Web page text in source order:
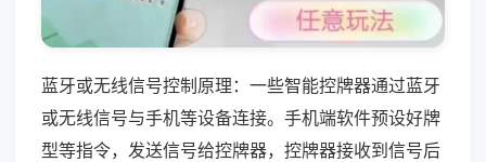
蓝牙或无线信号控制原理：一些智能控牌器通过蓝牙
或无线信号与手机等设备连接。手机端软件预设好牌
型等指令，发送信号给控牌器，控牌器接收到信号后